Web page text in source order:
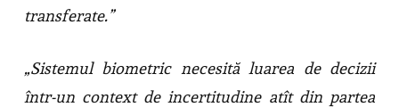
transferate.”
„Sistemul biometric necesită luarea de decizii
într-un context de incertitudine atît din partea